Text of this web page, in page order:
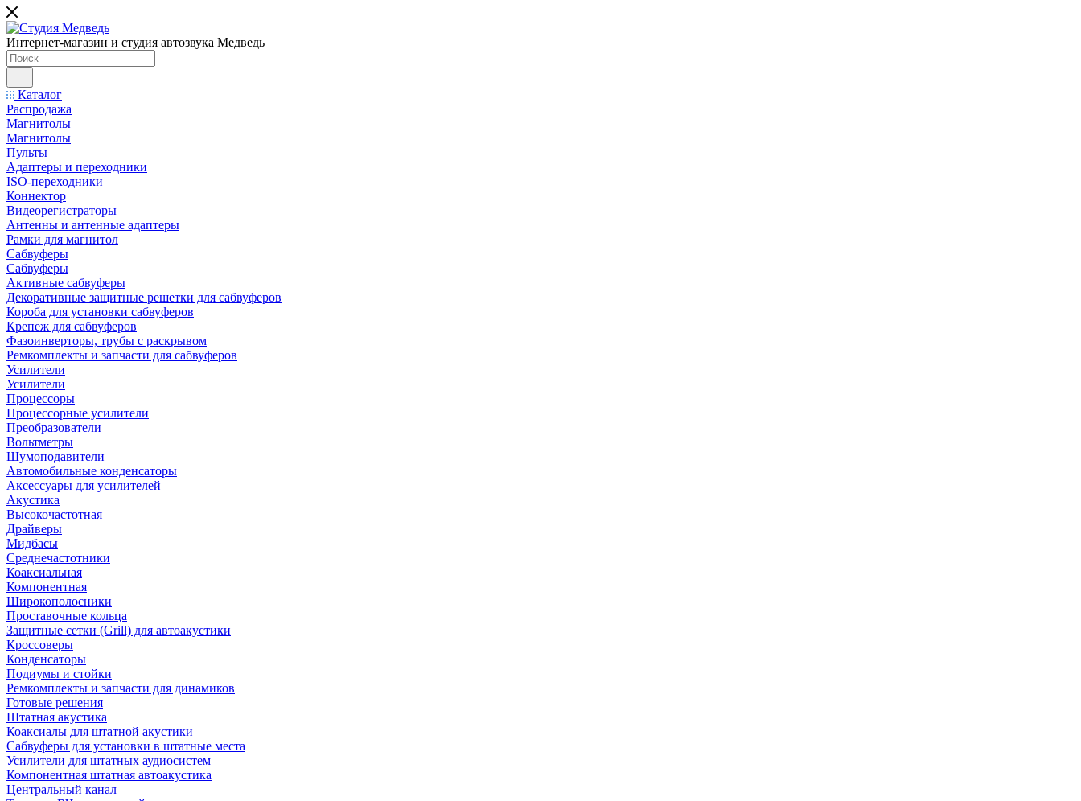
Интернет-магазин и студия автозвука Медведь
Каталог
Распродажа
Магнитолы
Магнитолы
Пульты
Адаптеры и переходники
ISO-переходники
Коннектор
Видеорегистраторы
Антенны и антенные адаптеры
Рамки для магнитол
Сабвуферы
Сабвуферы
Активные сабвуферы
Декоративные защитные решетки для сабвуферов
Короба для установки сабвуферов
Крепеж для сабвуферов
Фазоинверторы, трубы с раскрывом
Ремкомплекты и запчасти для сабвуферов
Усилители
Усилители
Процессоры
Процессорные усилители
Преобразователи
Вольтметры
Шумоподавители
Автомобильные конденсаторы
Аксессуары для усилителей
Акустика
Высокочастотная
Драйверы
Мидбасы
Среднечастотники
Коаксиальная
Компонентная
Широкополосники
Проставочные кольца
Защитные сетки (Grill) для автоакустики
Кроссоверы
Конденсаторы
Подиумы и стойки
Ремкомплекты и запчасти для динамиков
Готовые решения
Штатная акустика
Коаксиалы для штатной акустики
Сабвуферы для установки в штатные места
Усилители для штатных аудиосистем
Компонентная штатная автоакустика
Центральный канал